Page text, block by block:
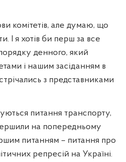
комітетів, але думаю, що
І я хотів би перш за все
денного, який
і нашим засіданням в
з представниками
питання транспорту,
на попередньому
питанням – питання про
репресій на Україні.